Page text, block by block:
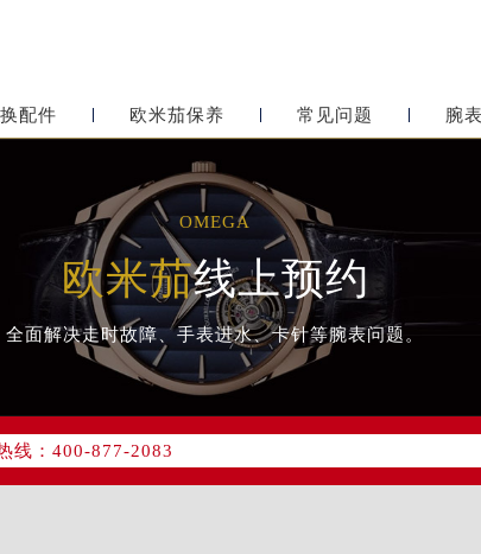
配件 欧米茄保养 常见问题 腕
OMEGA
欧米茄线上预约
全面解决走时故障、手表进水、卡针等腕表问题。
线：400-877-2083
：
楼24层2406B室（需提前预约）